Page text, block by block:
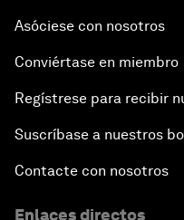
Asóciese con nosotros
Conviértase en miembro
Regístrese para recibir
Suscríbase a nuestros
Contacte con nosotros
Enlaces directos